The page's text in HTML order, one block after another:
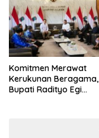
Komitmen Merawat
Kerukunan Beragama,
Bupati Radityo Egi